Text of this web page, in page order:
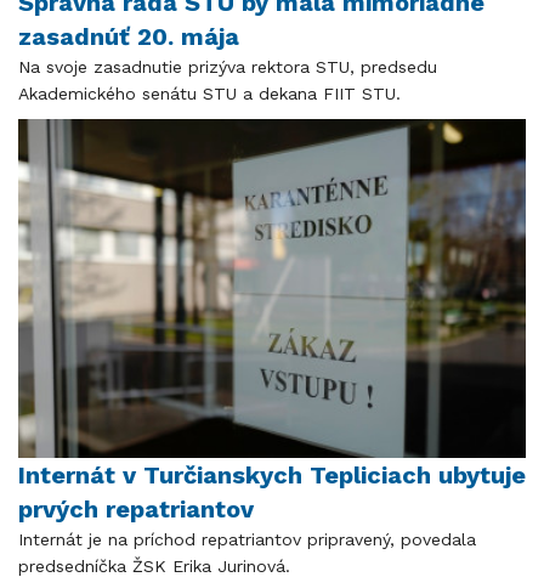
zasadnúť 20. mája
Na svoje zasadnutie prizýva rektora STU, predsedu
Akademického senátu STU a dekana FIIT STU.
Internát v Turčianskych Tepliciach ubytuje
prvých repatriantov
Internát je na príchod repatriantov pripravený, povedala
predsedníčka ŽSK Erika Jurinová.